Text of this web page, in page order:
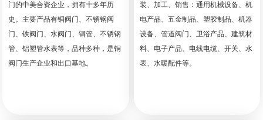
门的中美合资企业，拥有十多年历
史。主要产品有铜阀门、不锈钢阀
门、铁阀门、水阀门、铜管、不锈钢
管、铝塑管水表等，品种多种，是铜
阀门生产企业和出口基地。
装、加工、销售：通用机械设备、机
电产品、五金制品、塑胶制品、机器
设备、管道阀门、卫浴产品、建筑材
料、电子产品、电线电缆、开关、水
表、水暖配件等。